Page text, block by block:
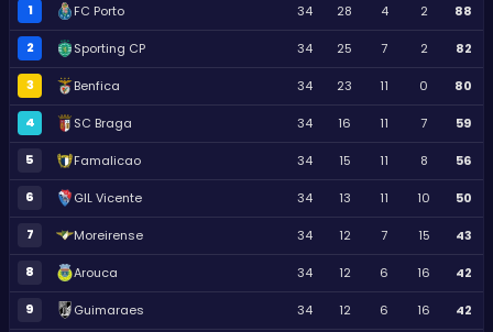
1 FC Porto 34 28 4 2 88
2 Sporting CP 34 25 7 2 82
3 Benfica 34 23 11 0 80
4 SC Braga 34 16 11 7 59
5 Famalicao 34 15 11 8 56
6 GIL Vicente 34 13 11 10 50
7 Moreirense 34 12 7 15 43
8 Arouca 34 12 6 16 42
9 Guimaraes 34 12 6 16 42